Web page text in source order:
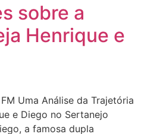
sobre a
Henrique e
Uma Análise da Trajetória
e Diego no Sertanejo
a famosa dupla